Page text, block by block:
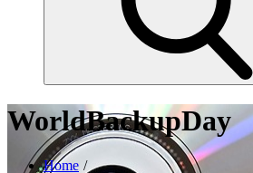
WorldBackupDay
Home